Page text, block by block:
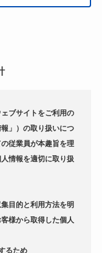
ブサイトをご利用の
」）の取り扱いにつ
従業員が本趣旨を理
情報を適切に取り扱
目的と利用方法を明
様から取得した個人
るため